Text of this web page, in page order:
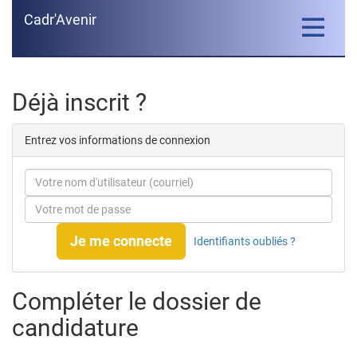
Toggle
Cadr'Avenir
Déjà inscrit ?
Entrez vos informations de connexion
Je me connecte Identifiants oubliés ?
Compléter le dossier de
candidature